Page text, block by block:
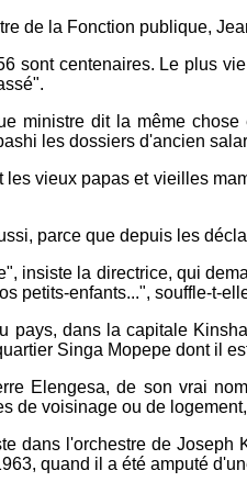
de la Fonction publique,
sont centenaires. Le plus
ministre dit la même
les dossiers d'ancien
vieux papas et vieilles
parce que depuis les
insiste la directrice, qui
petits-enfants...", souffle-t-
pays, dans la capitale
Singa Mopepe dont il
Elengesa, de son vrai
de voisinage ou de
dans l'orchestre de
quand il a été amputé